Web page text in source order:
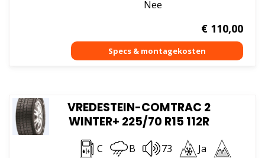
Nee
€110,00
VREDESTEIN-COMTRAC 2
WINTER+ 225/70 R15 112R
C B 73
Ja